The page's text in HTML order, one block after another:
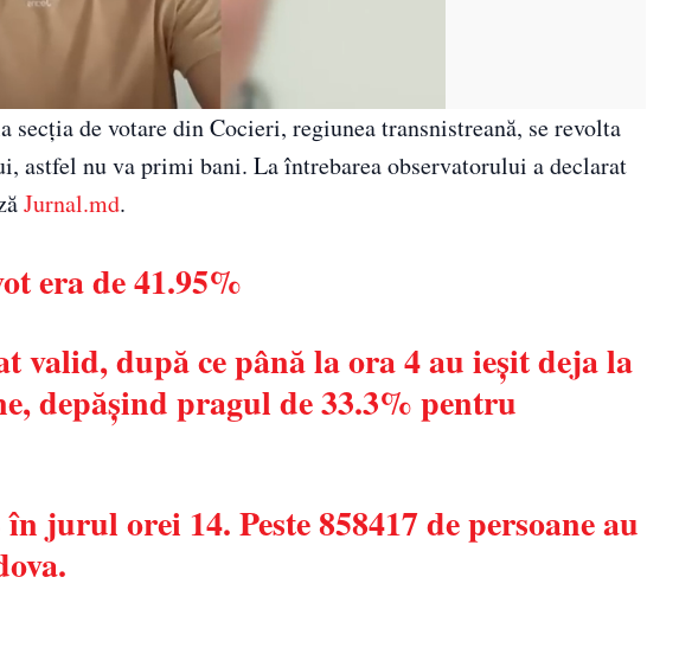
de votare din Cocieri, regiunea transnistreană, se revolta
astfel nu va primi bani. La întrebarea observatorului a declarat
Jurnal.md.
era de 41.95%
valid, după ce până la ora 4 au ieșit deja la
depășind pragul de 33.3% pentru
jurul orei 14. Peste 858417 de persoane au